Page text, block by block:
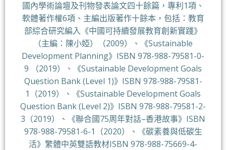
國內學術論壇及刊物發表論文四十餘篇，專利1項、
軟體著作權6項、主編出版著作十餘本，包括：教育
部綜合研究編入《中國可持續發展教育創新實踐》
（主編：陳小婭）（2009）、《Sustainable
Development Planning》ISBN 978-988-79581-0-
9 （2019）、《Sustainable Development Goals
Question Bank (Level 1)》ISBN 978-988-79581-
1（2019）、《Sustainable Development Goals
Question Bank (Level 2)》ISBN 978-988-79581-2-
3（2019）、《聯合國75周年對話–香港故事》ISBN
978-988-79581-6-1（2020）、《碳素養與低碳生
活》繁體中英雙語教材ISBN 978-988-75669-4-